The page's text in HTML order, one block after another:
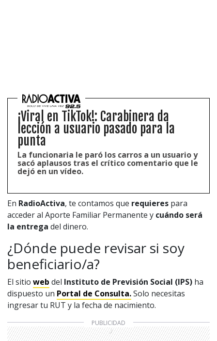
¡Viral en TikTok!: Carabinera da
lección a usuario pasado para la
punta
La funcionaria le paró los carros a un usuario y
sacó aplausos tras el crítico comentario que le
dejó en un vídeo.
En RadioActiva, te contamos que requieres para
acceder al Aporte Familiar Permanente y cuándo será
la entrega del dinero.
¿Dónde puede revisar si soy
beneficiario/a?
El sitio web del Instituto de Previsión Social (IPS) ha
dispuesto un Portal de Consulta.Solo necesitas
ingresar tu RUT y la fecha de nacimiento.